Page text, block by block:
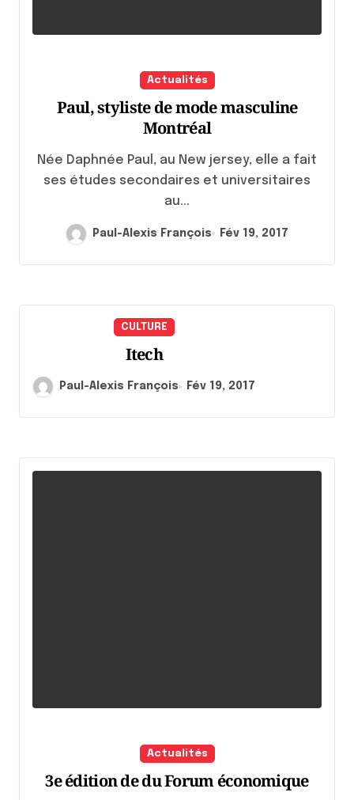
Actualités
Paul, styliste de mode masculine
Montréal
Née Daphnée Paul, au New jersey, elle a fait
ses études secondaires et universitaires
au...
Paul-Alexis François Fév 19, 2017
CULTURE
Itech
Paul-Alexis François Fév 19, 2017
Actualités
3e édition de du Forum économique